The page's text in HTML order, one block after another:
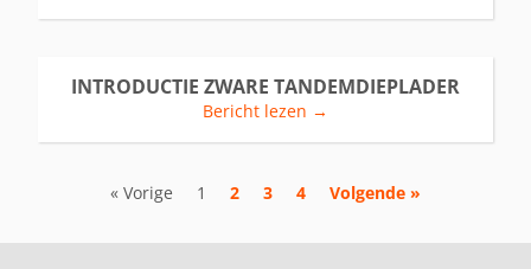
INTRODUCTIE ZWARE TANDEMDIEPLADER
Bericht lezen →
« Vorige 1 2 3 4 Volgende »